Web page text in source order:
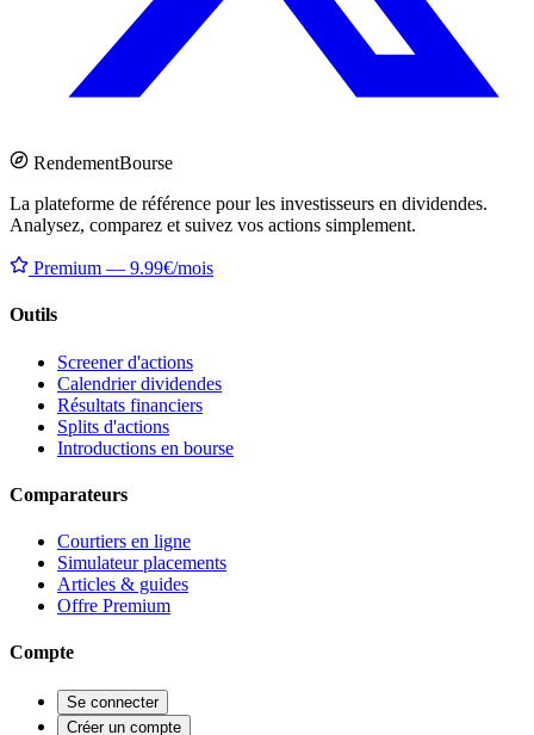
RendementBourse
La plateforme de référence pour les investisseurs en dividendes.
Analysez, comparez et suivez vos actions simplement.
Premium — 9.99€/mois
Outils
Screener d'actions
Calendrier dividendes
Résultats financiers
Splits d'actions
Introductions en bourse
Comparateurs
Courtiers en ligne
Simulateur placements
Articles & guides
Offre Premium
Compte
Se connecter
Créer un compte